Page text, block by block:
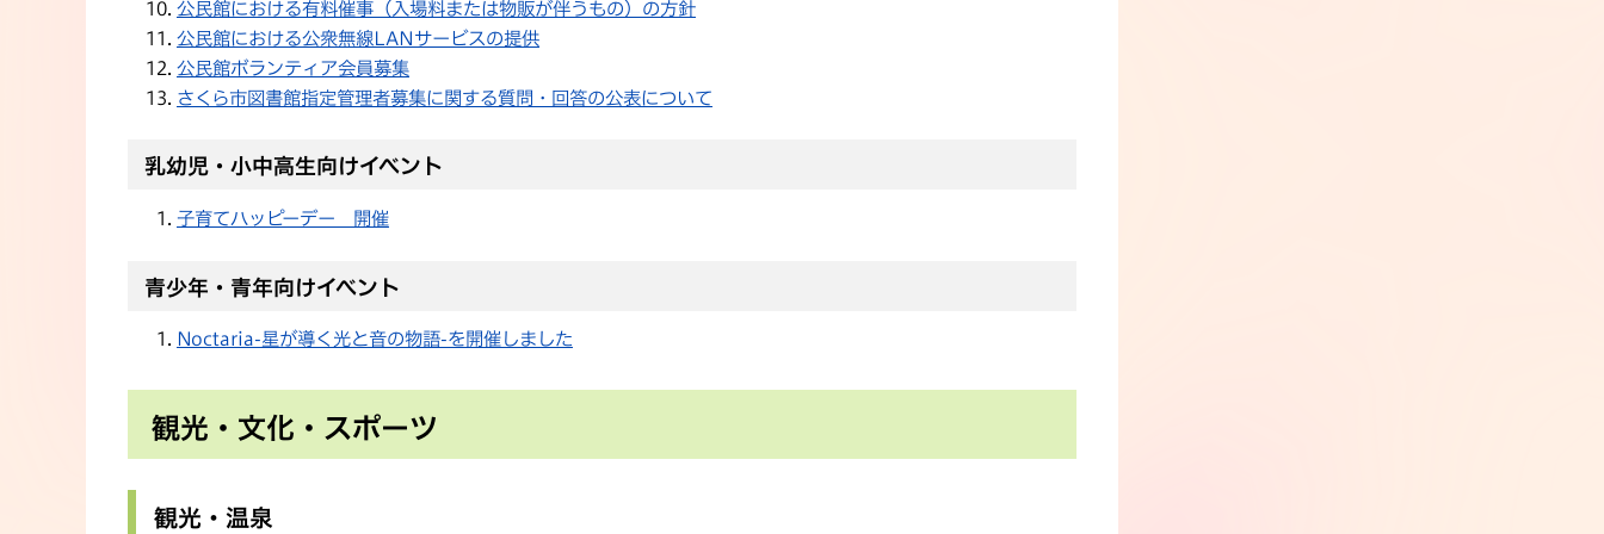
公民館における有料催事（入場料または物販が伴うもの）の方針
公民館における公衆無線LANサービスの提供
公民館ボランティア会員募集
さくら市図書館指定管理者募集に関する質問・回答の公表について
乳幼児・小中高生向けイベント
子育てハッピーデー 開催
青少年・青年向けイベント
Noctaria-星が導く光と音の物語-を開催しました
観光・文化・スポーツ
観光・温泉